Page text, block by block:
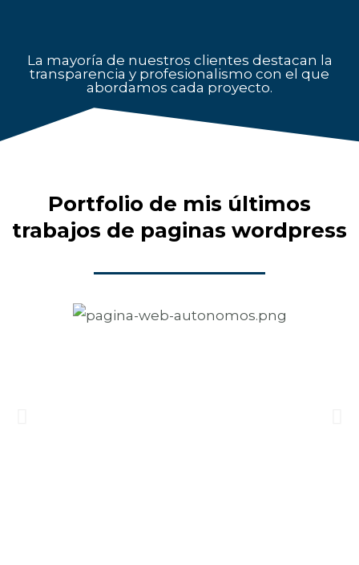
La mayoría de nuestros clientes destacan la
transparencia y profesionalismo con el que
abordamos cada proyecto.
Portfolio de mis últimos
trabajos de paginas wordpress